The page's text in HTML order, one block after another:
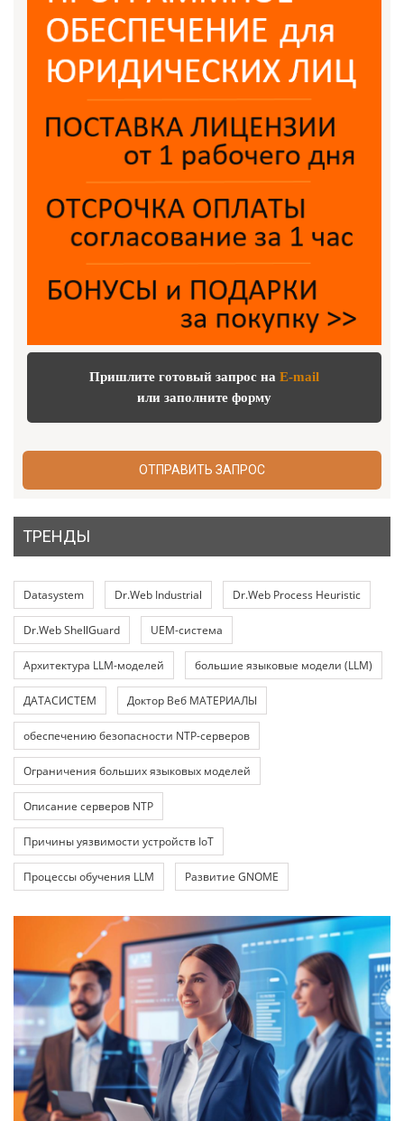
Пришлите готовый запрос на E-mail
или заполните форму
ОТПРАВИТЬ ЗАПРОС
ТРЕНДЫ
Datasystem Dr.Web Industrial Dr.Web Process Heuristic
Dr.Web ShellGuard UEM-система
Архитектура LLM-моделей большие языковые модели (LLM)
ДАТАСИСТЕМ Доктор Веб МАТЕРИАЛЫ
обеспечению безопасности NTP-серверов
Ограничения больших языковых моделей
Описание серверов NTP
Причины уязвимости устройств IoT
Процессы обучения LLM Развитие GNOME